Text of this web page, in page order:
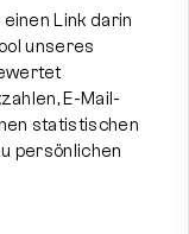
Link darin
unseres
E-Mail-
statistischen
persönlichen